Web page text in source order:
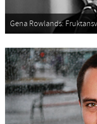
Gena Rowlands: